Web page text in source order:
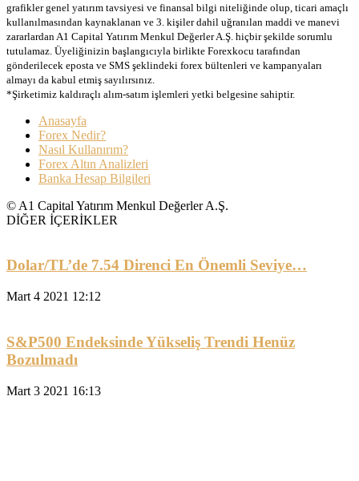
grafikler genel yatırım tavsiyesi ve finansal bilgi niteliğinde olup, ticari amaçlı
kullanılmasından kaynaklanan ve 3. kişiler dahil uğranılan maddi ve manevi
zararlardan A1 Capital Yatırım Menkul Değerler A.Ş. hiçbir şekilde sorumlu
tutulamaz. Üyeliğinizin başlangıcıyla birlikte Forexkocu tarafından
gönderilecek eposta ve SMS şeklindeki forex bültenleri ve kampanyaları
almayı da kabul etmiş sayılırsınız.
*Şirketimiz kaldıraçlı alım-satım işlemleri yetki belgesine sahiptir.
Anasayfa
Forex Nedir?
Nasıl Kullanırım?
Forex Altın Analizleri
Banka Hesap Bilgileri
© A1 Capital Yatırım Menkul Değerler A.Ş.
DİĞER İÇERİKLER
Dolar/TL’de 7.54 Direnci En Önemli Seviye…
Mart 4 2021 12:12
S&P500 Endeksinde Yükseliş Trendi Henüz
Bozulmadı
Mart 3 2021 16:13